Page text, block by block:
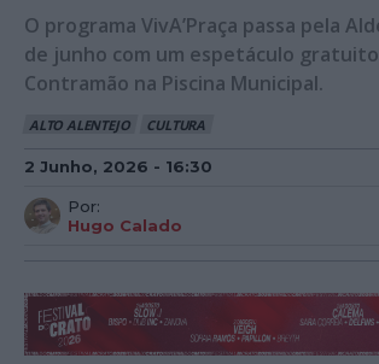
O programa VivA’Praça passa pela
de junho com um espetáculo
Contramão na Piscina Municipal.
ALTO ALENTEJO CULTURA
2 Junho, 2026 - 16:30
Por:
Hugo Calado